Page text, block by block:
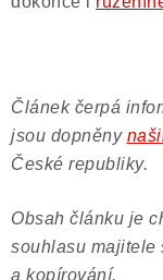
Článek čerpá
jsou dopněny
České republiky.
Obsah článku je
souhlasu majitele
a kopírování.